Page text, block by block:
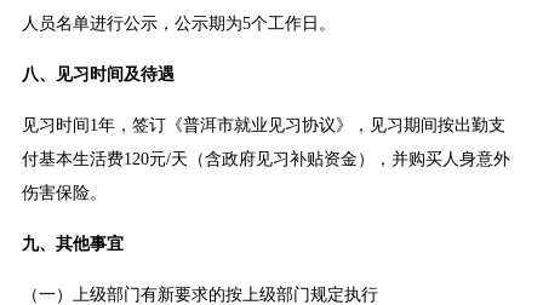
人员名单进行公示，公示期为5个工作日。
八、见习时间及待遇
见习时间1年，签订《普洱市就业见习协议》，见习期间按出勤支
付基本生活费120元/天（含政府见习补贴资金），并购买人身意外
伤害保险。
九、其他事宜
（一）上级部门有新要求的按上级部门规定执行